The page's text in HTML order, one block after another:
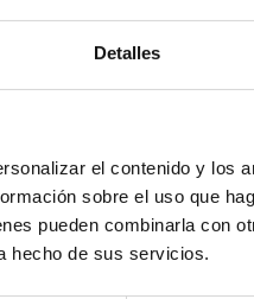
Detalles
el contenido y los
sobre el uso que
pueden combinarla con
hecho de sus servicios.